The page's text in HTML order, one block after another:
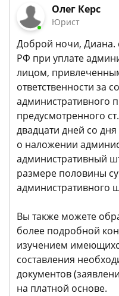
Олег Керс
Юрист
Доброй ночи, Диана.
РФ при уплате
лицом,
ответственности за
административного
предусмотренного
двадцати дней со
о наложении
административный
размере половины
административного
Вы также можете
более подробной
изучением
составления
документов
на платной основе.